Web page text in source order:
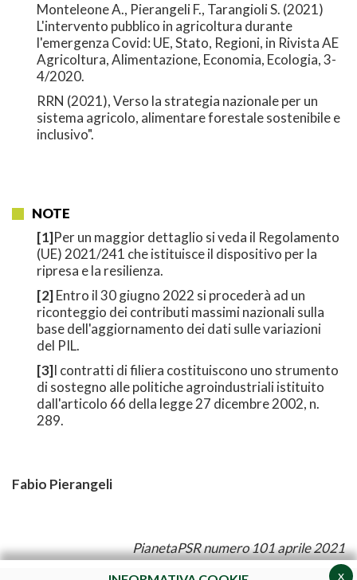
Monteleone A., Pierangeli F., Tarangioli S. (2021)
L'intervento pubblico in agricoltura durante
l'emergenza Covid: UE, Stato, Regioni, in Rivista AE
Agricoltura, Alimentazione, Economia, Ecologia, 3-
4/2020.
RRN (2021), Verso la strategia nazionale per un
sistema agricolo, alimentare forestale sostenibile e
inclusivo".
NOTE
[1]Per un maggior dettaglio si veda il Regolamento
(UE) 2021/241 che istituisce il dispositivo per la
ripresa e la resilienza.
[2]Entro il 30 giugno 2022 si procederà ad un
riconteggio dei contributi massimi nazionali sulla
base dell'aggiornamento dei dati sulle variazioni
del PIL.
[3]I contratti di filiera costituiscono uno strumento
di sostegno alle politiche agroindustriali istituito
dall'articolo 66 della legge 27 dicembre 2002, n.
289.
Fabio Pierangeli
PianetaPSR numero 101 aprile 2021
x